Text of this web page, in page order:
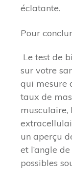
éclatante.
Pour
Le test de
sur votre
qui mesure
taux de
musculaire,
un aperçu
et l’angle
possibles